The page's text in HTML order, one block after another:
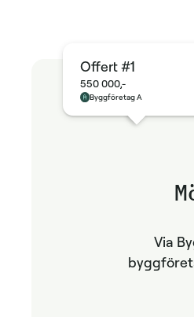
Via
Offert #1
550 000,-
Byggföretag A